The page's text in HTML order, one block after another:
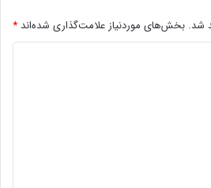
شد. بخش‌های موردنیاز علامت‌گذاری شده‌اند *